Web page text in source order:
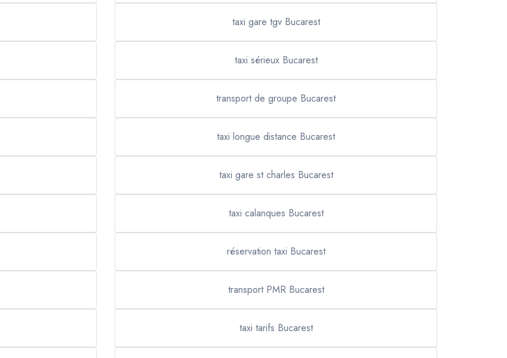
taxi gare tgv Bucarest
taxi sérieux Bucarest
transport de groupe Bucarest
taxi longue distance Bucarest
taxi gare st charles Bucarest
taxi calanques Bucarest
réservation taxi Bucarest
transport PMR Bucarest
taxi tarifs Bucarest